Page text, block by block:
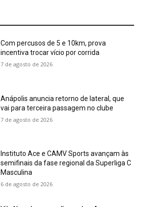
Com percusos de 5 e 10km, prova
incentiva trocar vício por corrida
7 de agosto de 2026
Anápolis anuncia retorno de lateral, que
vai para terceira passagem no clube
7 de agosto de 2026
Instituto Ace e CAMV Sports avançam às
semifinais da fase regional da Superliga C
Masculina
6 de agosto de 2026